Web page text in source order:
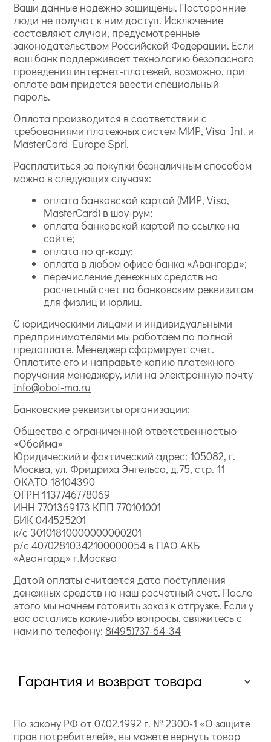
Ваши данные надежно защищены. Посторонние
люди не получат к ним доступ. Исключение
составляют случаи, предусмотренные
законодательством Российской Федерации. Если
ваш банк поддерживает технологию безопасного
проведения интернет-платежей, возможно, при
оплате вам придется ввести специальный
пароль.
Оплата производится в соответствии с
требованиями платежных систем МИР, Visa Int. и
MasterCard Europe Sprl.
Расплатиться за покупки безналичным способом
можно в следующих случаях:
оплата банковской картой (МИР, Visa,
MasterCard) в шоу-рум;
оплата банковской картой по ссылке на
сайте;
оплата по qr-коду;
оплата в любом офисе банка «Авангард»;
перечисление денежных средств на
расчетный счет по банковским реквизитам
для физлиц и юрлиц.
С юридическими лицами и индивидуальными
предпринимателями мы работаем по полной
предоплате. Менеджер сформирует счет.
Оплатите его и направьте копию платежного
поручения менеджеру, или на электронную почту
info@oboi-ma.ru
Банковские реквизиты организации:
Общество с ограниченной ответственностью
«Обойма»
Юридический и фактический адрес: 105082, г.
Москва, ул. Фридриха Энгельса, д.75, стр. 11
ОКАТО 18104390
ОГРН 1137746778069
ИНН 7701369173 КПП 770101001
БИК 044525201
к/с 30101810000000000201
р/с 40702810342100000054 в ПАО АКБ
«Авангард» г.Москва
Датой оплаты считается дата поступления
денежных средств на наш расчетный счет. После
этого мы начнем готовить заказ к отгрузке. Если у
вас остались какие-либо вопросы, свяжитесь с
нами по телефону: 8(495)737-64-34
Гарантия и возврат товара
По закону РФ от 07.02.1992 г. № 2300-1 «О защите
прав потребителей», вы можете вернуть товар